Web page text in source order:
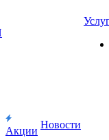
Акции
Новости